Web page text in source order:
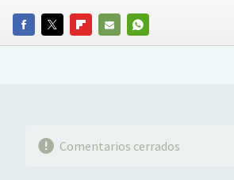
FACEBOOKTWITTERFLIPBOARD
E-
WHATSAPP
Comentarios cerrados